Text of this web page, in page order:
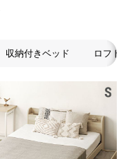
収納付きベッド ロフト